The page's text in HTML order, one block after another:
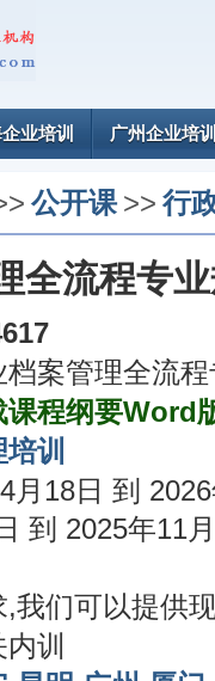
企业培训 广州企业培
公开课 >> 行
全流程专
档案管理全流
课程纲要Word
训
月18日 到
到 2025年11
,我们可以提供
训